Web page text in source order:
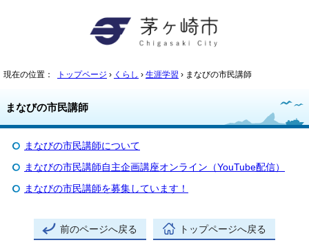
現在の位置： トップページ › くらし › 生涯学習 › まなびの市民講師
まなびの市民講師
まなびの市民講師について
まなびの市民講師自主企画講座オンライン（YouTube配信）
まなびの市民講師を募集しています！
前のページへ戻る トップページへ戻る